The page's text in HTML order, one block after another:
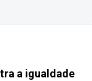
a igualdade